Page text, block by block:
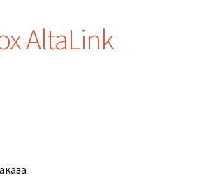
AltaLink